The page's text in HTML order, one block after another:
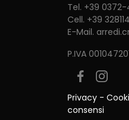
Tel. +39
Cell. +39
E-Mail.
P.IVA
Privacy -
consensi